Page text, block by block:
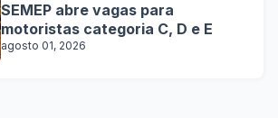
SEMEP abre vagas para
motoristas categoria C, D e E
agosto 01, 2026